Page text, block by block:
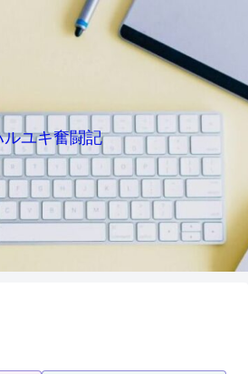
ルユキ奮闘記